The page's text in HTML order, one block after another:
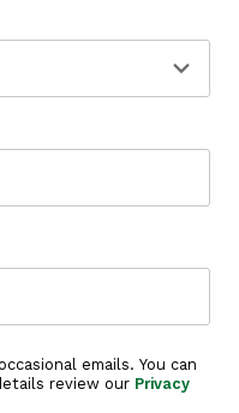
emails. You can
review our Privacy